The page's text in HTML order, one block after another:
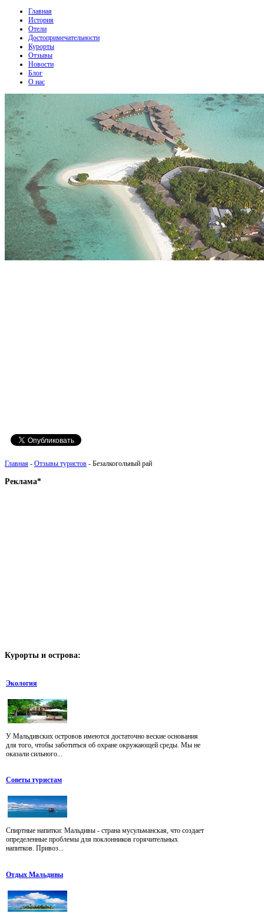
Главная
История
Отели
Достопримечательности
Курорты
Отзывы
Новости
Блог
О нас
Главная - Отзывы туристов - Безалкогольный рай
Реклама*
Курорты и острова:
Экология
У Мальдивских островов имеются достаточно веские основания
для того, чтобы заботиться об охране окружающей среды. Мы не
оказали сильного...
Советы туристам
Спиртные напитки: Мальдивы - страна мусульманская, что создает
определенные проблемы для поклонников горячительных
напитков. Привоз...
Отдых Мальдивы